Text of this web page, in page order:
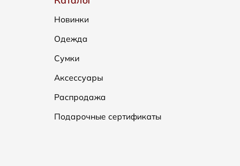
Новинки
Одежда
Сумки
Аксессуары
Распродажа
Подарочные сертификаты